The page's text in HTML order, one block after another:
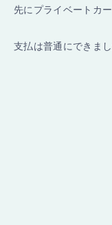
先にプライベートカ
支払は普通にできま